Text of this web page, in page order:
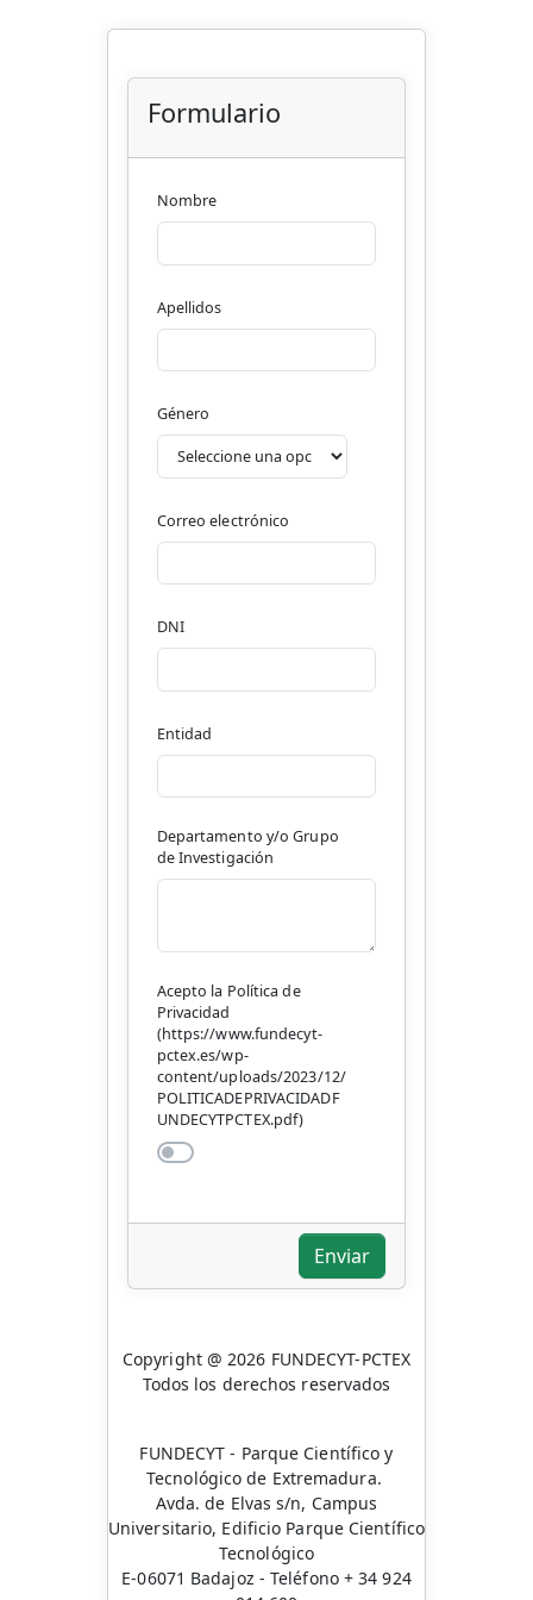
Formulario
Nombre
Apellidos
Género
Correo electrónico
DNI
Entidad
Departamento y/o Grupo
de Investigación
Acepto la Política de
Privacidad
(https://www.fundecyt-
pctex.es/wp-
content/uploads/2023/12/
POLITICADEPRIVACIDADF
UNDECYTPCTEX.pdf)
Enviar
Copyright @ 2026 FUNDECYT-PCTEX
Todos los derechos reservados
FUNDECYT - Parque Científico y
Tecnológico de Extremadura.
Avda. de Elvas s/n, Campus
Universitario, Edificio Parque Científico
Tecnológico
E-06071 Badajoz - Teléfono + 34 924